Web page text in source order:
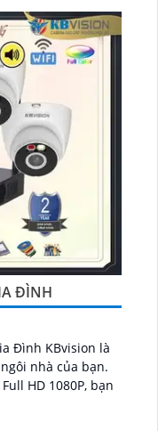
ĐÌNH
Đình KBvision là
nhà của bạn.
HD 1080P, bạn